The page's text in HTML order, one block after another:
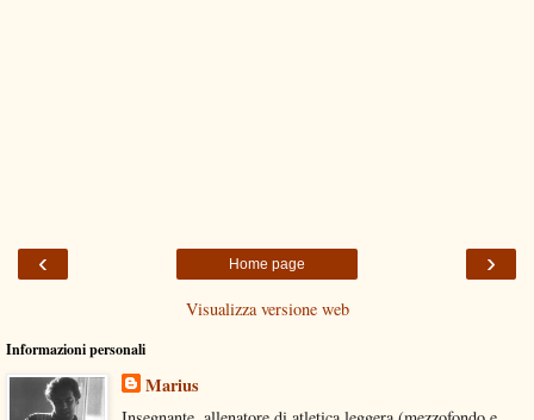
‹ ›
Home page
Visualizza versione web
Informazioni personali
Marius